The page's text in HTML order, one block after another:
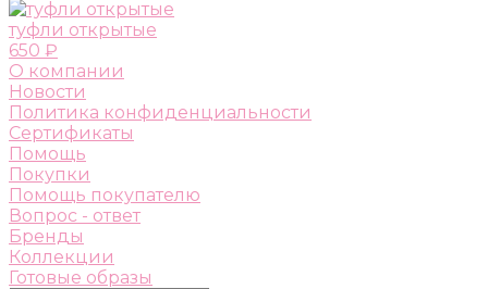
туфли открытые
650 ₽
О компании
Новости
Политика конфиденциальности
Сертификаты
Помощь
Покупки
Помощь покупателю
Вопрос - ответ
Бренды
Коллекции
Готовые образы